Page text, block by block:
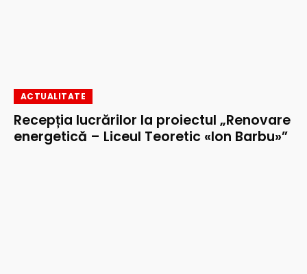
ACTUALITATE
Recepția lucrărilor la proiectul „Renovare
energetică – Liceul Teoretic «Ion Barbu»”